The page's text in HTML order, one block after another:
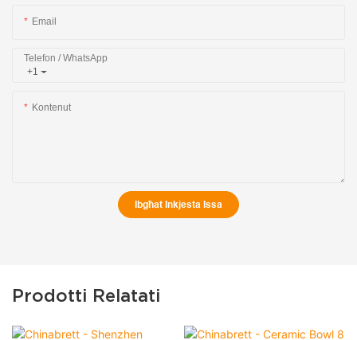
Email
+1
Telefon / WhatsApp
Kontenut
Ibgħat Inkjesta Issa
Prodotti Relatati